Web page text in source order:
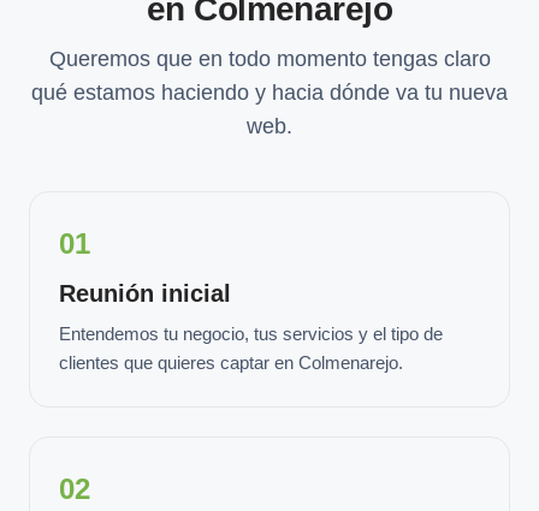
en Colmenarejo
Queremos que en todo momento tengas claro
qué estamos haciendo y hacia dónde va tu nueva
web.
01
Reunión inicial
Entendemos tu negocio, tus servicios y el tipo de
clientes que quieres captar en Colmenarejo.
02